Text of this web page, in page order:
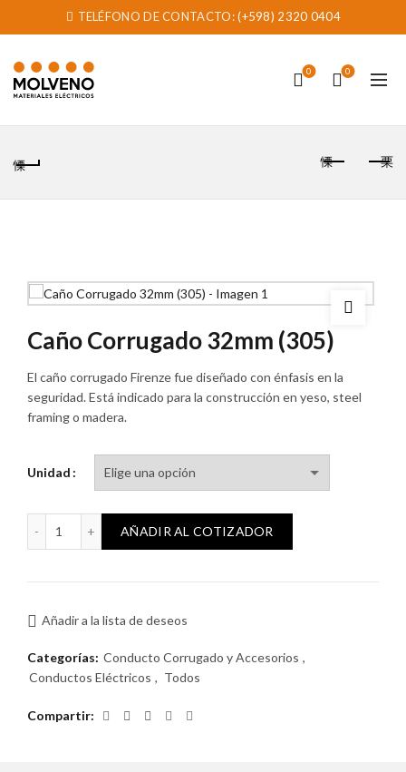
TELÉFONO DE CONTACTO:(+598) 2320 0404
0 0
Caño Corrugado 32mm (305)
El caño corrugado Firenze fue diseñado con énfasis en la
seguridad. Está indicado para la construcción en yeso, steel
framing o madera.
Unidad
Caño Corrugado 32mm (305) cantidad
AÑADIR AL COTIZADOR
Añadir a la lista de deseos
Categorías: Conducto Corrugado y Accesorios ,
Conductos Eléctricos , Todos
Compartir